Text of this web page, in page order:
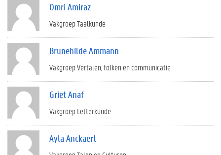
Omri Amiraz
Vakgroep Taalkunde
Brunehilde Ammann
Vakgroep Vertalen, tolken en communicatie
Griet Anaf
Vakgroep Letterkunde
Ayla Anckaert